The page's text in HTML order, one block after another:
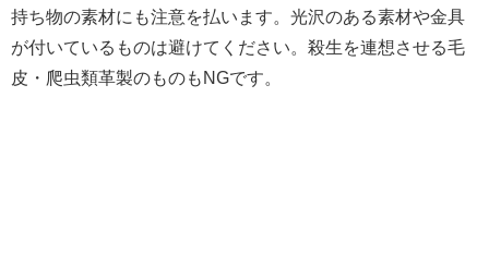
持ち物の素材にも注意を払います。光沢のある素材や金具
が付いているものは避けてください。殺生を連想させる毛
皮・爬虫類革製のものもNGです。